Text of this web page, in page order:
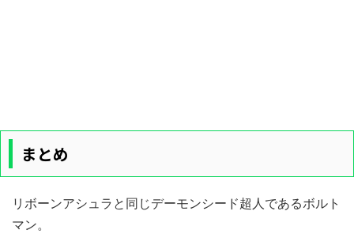
まとめ
リボーンアシュラと同じデーモンシード超人であるボルト
マン。